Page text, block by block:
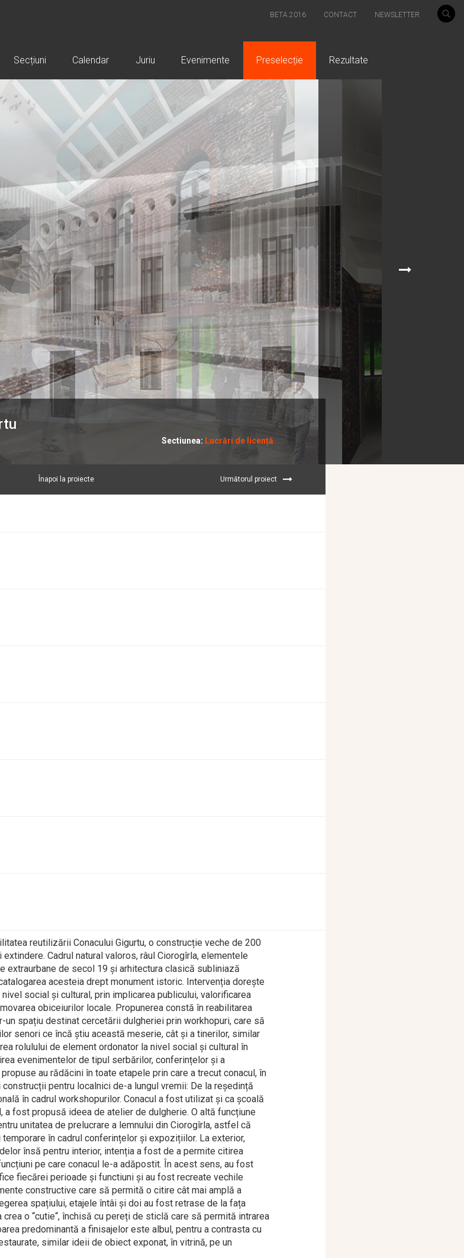
BETA.2016 CONTACT NEWSLETTER
Secțiuni Calendar Juriu Evenimente Preselecție Rezultate
Sectiunea: Lucrări de licență
Înapoi la proiecte Următorul proiect
reutilizării Conacului Gigurtu, o construcție veche de 200
Cadrul natural valoros, râul Ciorogîrla, elementele
extraurbane de secol 19 și arhitectura clasică subliniază
acesteia drept monument istoric. Intervenția dorește
social și cultural, prin implicarea publicului, valorificarea
obiceiurilor locale. Propunerea constă în reabilitarea
un spațiu destinat cercetării dulgheriei prin workhopuri, care să
senori ce încă știu această meserie, cât și a tinerilor, similar
rolulului de element ordonator la nivel social și cultural în
evenimentelor de tipul serbărilor, conferințelor și a
au rădăcini în toate etapele prin care a trecut conacul, în
pentru localnici de-a lungul vremii: De la reședință
în cadrul workshopurilor. Conacul a fost utilizat și ca școală
a fost propusă ideea de atelier de dulgherie. O altă funcțiune
unitatea de prelucrare a lemnului din Ciorogîrla, astfel că
în cadrul conferințelor și expozițiilor. La exterior,
însă pentru interior, intenția a fost de a permite citirea
pe care conacul le-a adăpostit. În acest sens, au fost
fiecărei perioade și functiuni și au fost recreate vechile
constructive care să permită o citire cât mai amplă a
spațiului, etajele întâi și doi au fost retrase de la fața
o “cutie“, închisă cu pereți de sticlă care să permită intrarea
predominantă a finisajelor este albul, pentru a contrasta cu
similar ideii de obiect exponat, în vitrină, pe un